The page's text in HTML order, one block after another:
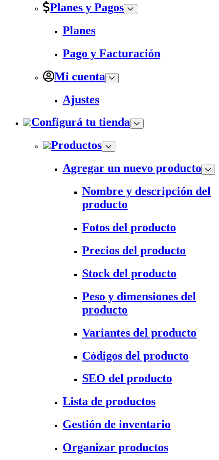
Planes y Pagos
Planes
Pago y Facturación
Mi cuenta
Ajustes
Configurá tu tienda
Productos
Agregar un nuevo producto
Nombre y descripción del
producto
Fotos del producto
Precios del producto
Stock del producto
Peso y dimensiones del
producto
Variantes del producto
Códigos del producto
SEO del producto
Lista de productos
Gestión de inventario
Organizar productos